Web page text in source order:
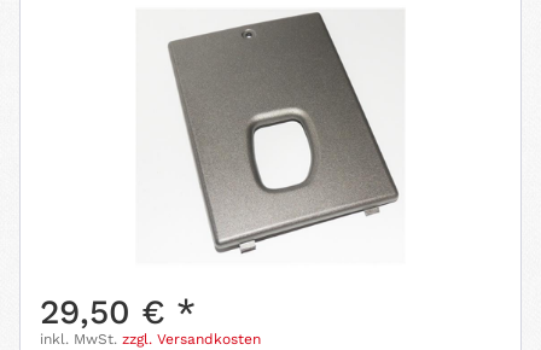
29,50 € *
inkl. MwSt. zzgl. Versandkosten